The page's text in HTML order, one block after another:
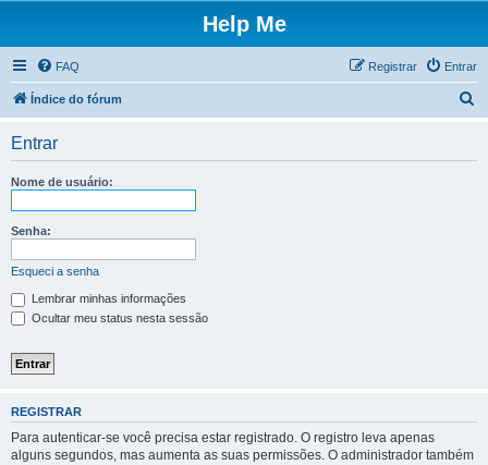
Help Me
FAQ Entrar
Registrar
Índice do fórum
Entrar
Nome de usuário:
Senha:
Esqueci a senha
Lembrar minhas informações
Ocultar meu status nesta sessão
REGISTRAR
Para autenticar-se você precisa estar registrado. O registro leva apenas
alguns segundos, mas aumenta as suas permissões. O administrador também